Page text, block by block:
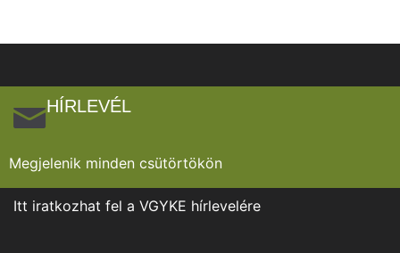
HÍRLEVÉL
Megjelenik minden csütörtökön
Itt iratkozhat fel a VGYKE hírlevelére